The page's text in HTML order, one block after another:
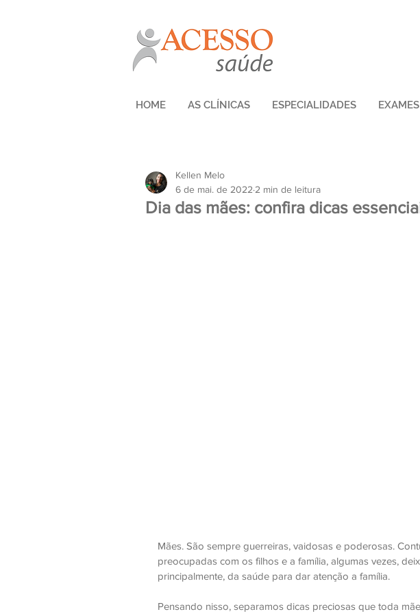
HOME AS CLÍNICAS ESPECIALIDADES EXAMES
Dia das mães: confira dicas
Kellen Melo
6 de mai. de 2022 2 min de leitura
Mães. São sempre guerreiras, vaidosas e poderosas.
preocupadas com os filhos e a família, algumas vezes,
principalmente, da saúde para dar atenção a família.
Pensando nisso, separamos dicas preciosas que toda